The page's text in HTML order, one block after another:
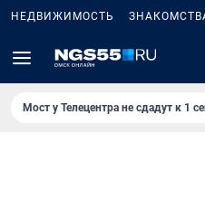
НЕДВИЖИМОСТЬ
Мост у Телецентра не сдадут к 1